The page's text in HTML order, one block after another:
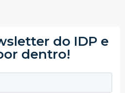
do IDP e
dentro!